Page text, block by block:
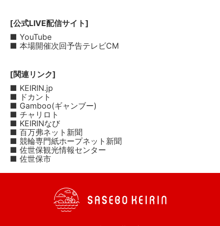
[公式LIVE配信サイト]
■ YouTube
■ 本場開催次回予告テレビCM
[関連リンク]
■ KEIRIN.jp
■ ドカント
■ Gamboo(ギャンブー)
■ チャリロト
■ KEIRINなび
■ 百万弗ネット新聞
■ 競輪専門紙ホープネット新聞
■ 佐世保観光情報センター
■ 佐世保市